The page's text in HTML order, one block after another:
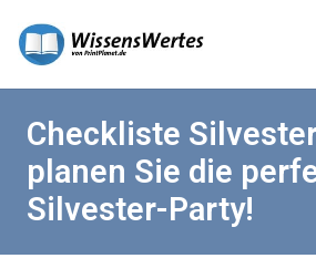
Checkliste
planen Sie die
Silvester-Party!